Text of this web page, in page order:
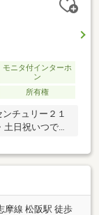
モニタ付インターホ
ン
所有権
チュリー２１
日祝いつでも
阪」駅徒歩15
族みんながゆ
ＤK！◆全居室
摩線 松阪駅 徒歩